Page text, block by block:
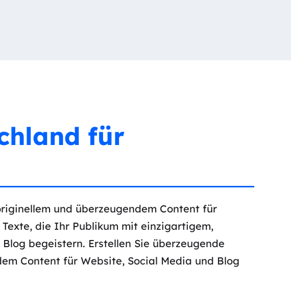
für
und überzeugendem Content für
die Ihr Publikum mit einzigartigem,
begeistern. Erstellen Sie überzeugende
Content für Website, Social Media und Blog